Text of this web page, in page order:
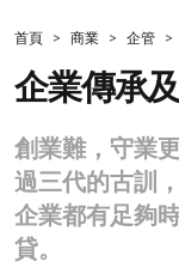
財經
生活
商業
科技
首頁 商業 企管
企業傳承
創業難，守業
過三代的古訓
企業都有足夠
貸。